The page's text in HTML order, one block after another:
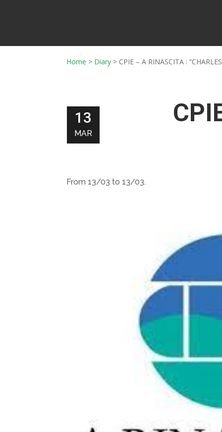
Home > Diary > CPIE – A RINASCITA :
13
MAR
From 13/03 to 13/03.